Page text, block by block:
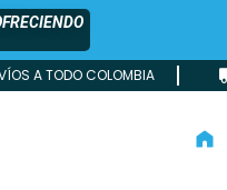
A TODO COLOMBIA